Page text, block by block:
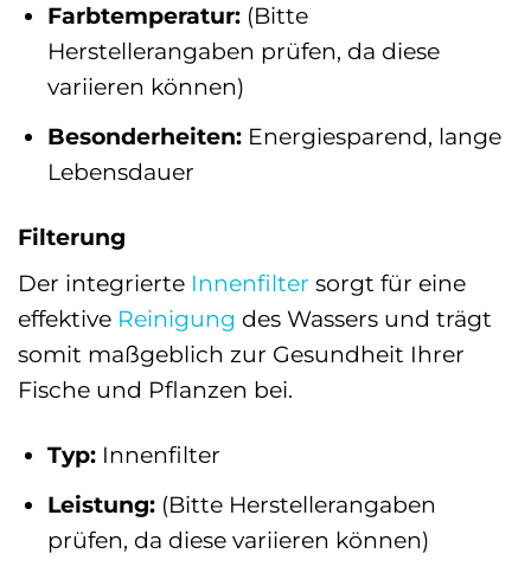
Farbtemperatur:(Bitte
Herstellerangaben prüfen, da diese
variieren können)
Besonderheiten:Energiesparend, lange
Lebensdauer
Filterung
Der integrierte Innenfilter sorgt für eine
effektive Reinigung des Wassers und trägt
somit maßgeblich zur Gesundheit Ihrer
Fische und Pflanzen bei.
Typ:Innenfilter
Leistung:(Bitte Herstellerangaben
prüfen, da diese variieren können)